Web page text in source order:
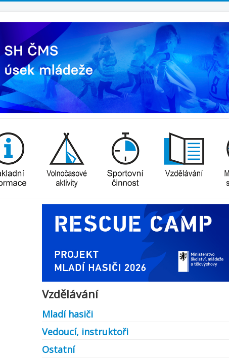
Vzdělávání
Mladí hasiči
Vedoucí, instruktoři
Ostatní